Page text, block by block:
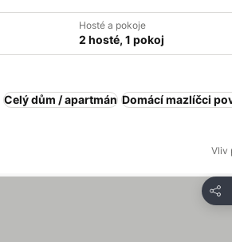
Hosté a pokoje
2 hosté, 1 pokoj
Celý dům / apartmán Domácí mazlíčci
Vliv
Sdílet